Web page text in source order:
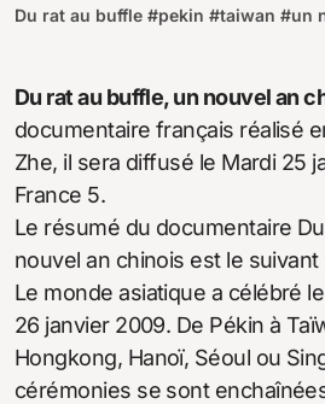
Du rat au buffle #pekin #taiwan #un
Du rat au buffle, un nouvel an
documentaire français réalisé
Zhe, il sera diffusé le Mardi 25
France 5.
Le résumé du documentaire
nouvel an chinois est le suivant
Le monde asiatique a célébré
26 janvier 2009. De Pékin à
Hongkong, Hanoï, Séoul ou
cérémonies se sont